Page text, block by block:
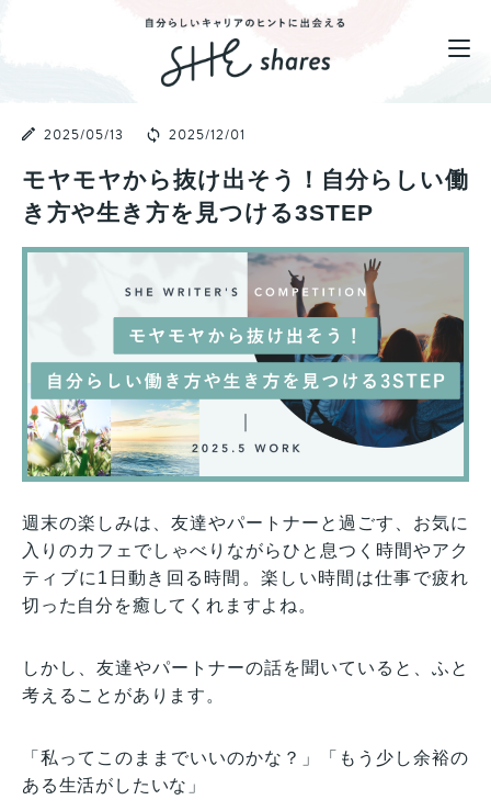
2025/05/13 2025/12/01
モヤモヤから抜け出そう！自分らしい働
き方や生き方を見つける3STEP
週末の楽しみは、友達やパートナーと過ごす、お気に
入りのカフェでしゃべりながらひと息つく時間やアク
ティブに1日動き回る時間。楽しい時間は仕事で疲れ
切った自分を癒してくれますよね。
しかし、友達やパートナーの話を聞いていると、ふと
考えることがあります。
「私ってこのままでいいのかな？」「もう少し余裕の
ある生活がしたいな」